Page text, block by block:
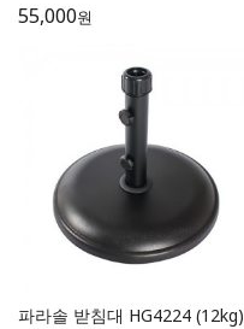
55,000원
파라솔 받침대 HG4224 (12kg)